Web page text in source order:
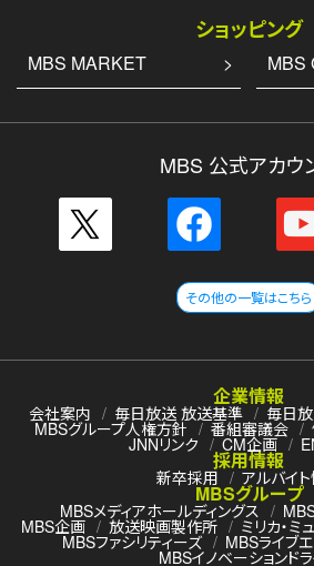
ショッピング
MBS MARKET MBS
MBS 公式アカウ
その他の一覧はこちら
企業情報
会社案内 毎日放送 放送基準 毎日
MBSグループ人権方針 番組審議会
JNNリンク CM企画
採用情報
新卒採用 アルバイ
MBSグループ
MBSメディアホールディングス
MBS企画 放送映画製作所 ミリカ・ミ
MBSファシリティーズ MBSライブ
MBSイノベーションド